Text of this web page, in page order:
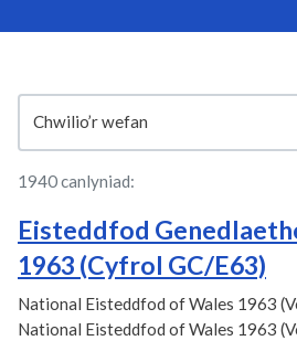
Chwilio’r wefan
1940 canlyniad:
Eisteddfod
1963 (Cyfrol GC/E63)
National Eisteddfod of Wales 1963
National Eisteddfod of Wales 1963